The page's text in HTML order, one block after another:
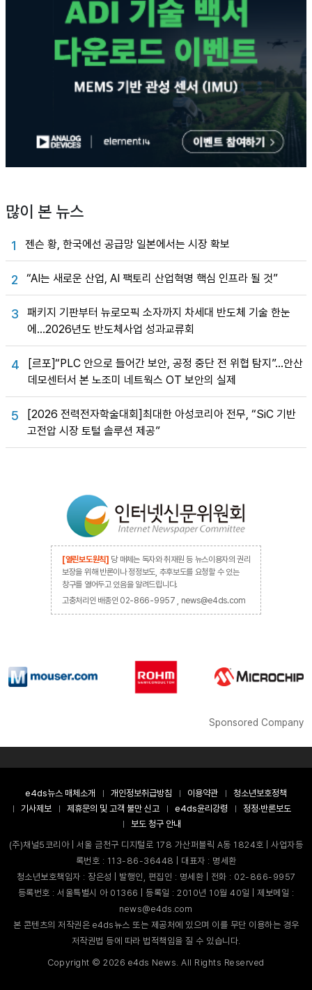
많이 본 뉴스
1 젠슨 황, 한국에선 공급망 일본에서는 시장 확보
2 “AI는 새로운 산업, AI 팩토리 산업혁명 핵심 인프라 될 것”
3
패키지 기판부터 뉴로모픽 소자까지 차세대 반도체 기술 한눈
에…2026년도 반도체사업 성과교류회
4
[르포]“PLC 안으로 들어간 보안, 공정 중단 전 위협 탐지”…안산
데모센터서 본 노조미 네트웍스 OT 보안의 실제
5
[2026 전력전자학술대회]최대한 아성코리아 전무, “SiC 기반
고전압 시장 토털 솔루션 제공”
[열린보도원칙] 당 매체는 독자와 취재원 등 뉴스이용자의 권리
보장을 위해 반론이나 정정보도, 추후보도를 요청할 수 있는
창구를 열어두고 있음을 알려드립니다.
고충처리인 배종인 02-866-9957 , news@e4ds.com
Sponsored Company
e4ds뉴스 매체소개 개인정보취급방침 이용약관
청소년보호정책
기사제보
제휴문의 및 고객 불만 신고 e4ds윤리강령
정정·반론보도
보도 청구 안내
(주)채널5코리아 | 서울 금천구 디지털로 178 가산퍼블릭 A동 1824호 | 사업자등
록번호 : 113-86-36448 | 대표자 : 명세환
청소년보호책임자 : 장은성 | 발행인, 편집인 : 명세환 | 전화 : 02-866-9957
등록번호 : 서울특별시 아 01366 | 등록일 : 2010년 10월 40일 | 제보메일 :
news@e4ds.com
본 콘텐츠의 저작권은 e4ds뉴스 또는 제공처에 있으며 이를 무단 이용하는 경우
저작권법 등에 따라 법적책임을 질 수 있습니다.
Copyright ©2026 e4ds News. All Rights Reserved